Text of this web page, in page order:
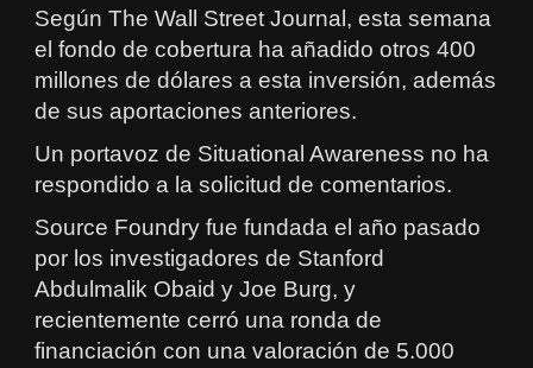
Según The Wall Street Journal, esta semana
el fondo de cobertura ha añadido otros 400
millones de dólares a esta inversión, además
de sus aportaciones anteriores.
Un portavoz de Situational Awareness no ha
respondido a la solicitud de comentarios.
Source Foundry fue fundada el año pasado
por los investigadores de Stanford
Abdulmalik Obaid y Joe Burg, y
recientemente cerró una ronda de
financiación con una valoración de 5.000